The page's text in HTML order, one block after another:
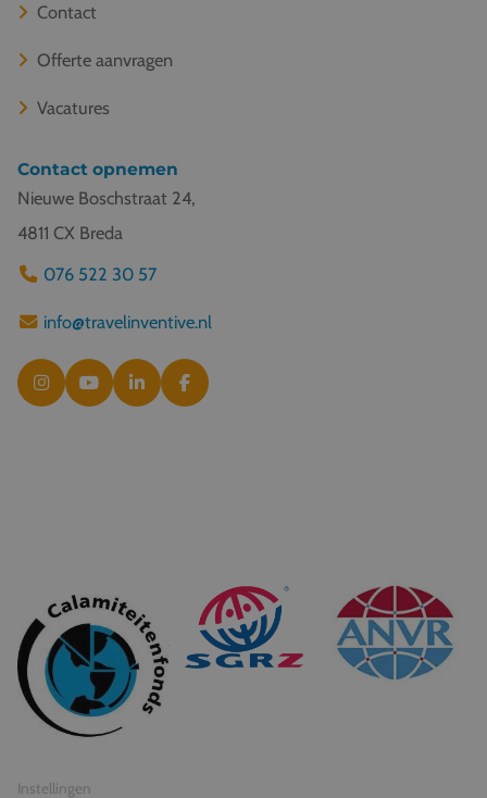
Contact
Offerte aanvragen
Vacatures
Contact opnemen
Nieuwe Boschstraat 24,
4811 CX Breda
076 522 30 57
info@travelinventive.nl
© 2026 Travel Inventive
Algemene voorwaarden
Privacy statement
Instellingen